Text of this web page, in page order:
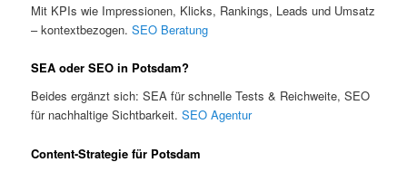
Mit KPIs wie Impressionen, Klicks, Rankings, Leads und Umsatz
– kontextbezogen.SEO Beratung
SEA oder SEO in Potsdam?
Beides ergänzt sich: SEA für schnelle Tests & Reichweite, SEO
für nachhaltige Sichtbarkeit.SEO Agentur
Content-Strategie für Potsdam